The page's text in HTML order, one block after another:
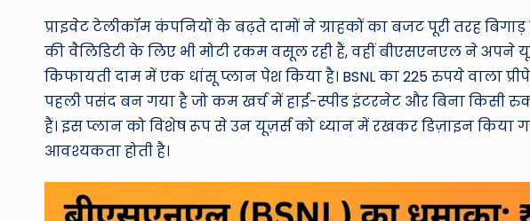
प्राइवेट टेलीकॉम कंपनियों के बढ़ते दामों ने ग्राहकों का बजट पूरी तरह बिगाड़
की वैलिडिटी के लिए भी मोटी रकम वसूल रही हैं, वहीं बीएसएनएल ने अपने
किफायती दाम में एक धांसू प्लान पेश किया है। BSNL का 225 रुपये वाला
पहली पसंद बन गया है जो कम खर्च में हाई-स्पीड इंटरनेट और बिना
हैं। इस प्लान को विशेष रूप से उन यूज़र्स को ध्यान में रखकर डिज़ाइन किया
आवश्यकता होती है।